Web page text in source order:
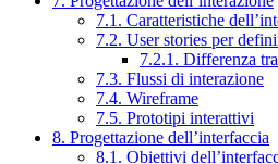
7.1. Caratteristiche
7.2. User stories per
7.2.1. Differenza
7.3. Flussi di interazione
7.4. Wireframe
7.5. Prototipi interattivi
8. Progettazione dell’interfaccia
8.1. Obiettivi